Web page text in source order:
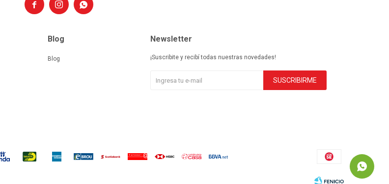
  
Blog
Blog
Newsletter
¡Suscribite y recibí todas nuestras novedades!
SUSCRIBIRME